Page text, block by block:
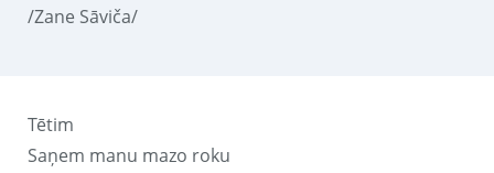
/Zane Sāviča/
Tētim
Saņem manu mazo roku